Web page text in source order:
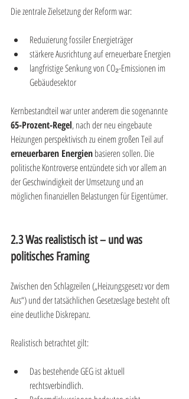
Die zentrale Zielsetzung der Reform war:
Reduzierung fossiler Energieträger
stärkere Ausrichtung auf erneuerbare Energien
langfristige Senkung von CO₂-Emissionen im
Gebäudesektor
Kernbestandteil war unter anderem die sogenannte
65-Prozent-Regel, nach der neu eingebaute
Heizungen perspektivisch zu einem großen Teil auf
erneuerbaren Energien basieren sollen. Die
politische Kontroverse entzündete sich vor allem an
der Geschwindigkeit der Umsetzung und an
möglichen finanziellen Belastungen für Eigentümer.
2.3 Was realistisch ist – und was
politisches Framing
Zwischen den Schlagzeilen („Heizungsgesetz vor dem
Aus“) und der tatsächlichen Gesetzeslage besteht oft
eine deutliche Diskrepanz.
Realistisch betrachtet gilt:
Das bestehende GEG ist aktuell
rechtsverbindlich.